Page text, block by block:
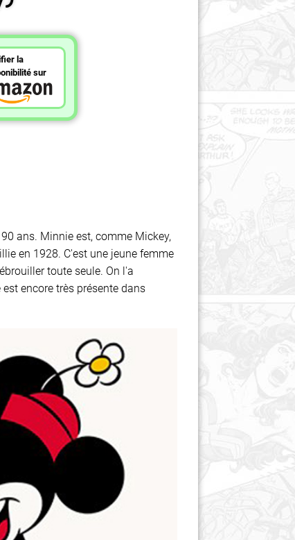
la
sur
ans. Minnie est, comme Mickey,
en 1928. C'est une jeune femme
toute seule. On l'a
encore très présente dans